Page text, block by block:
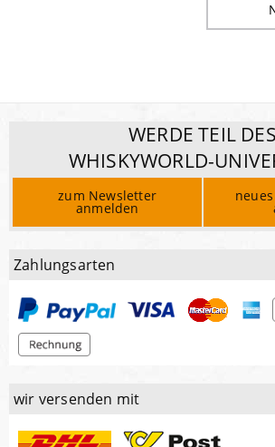
WERDE TEIL DES
WHISKYWORLD-
zum Newsletter
anmelden
Zahlungsarten
wir versenden mit